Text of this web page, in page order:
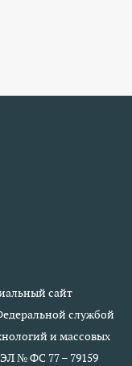
сайт
службой
и массовых
№ ФС 77 – 79159